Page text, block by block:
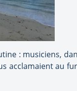
: musiciens,
acclamaient au